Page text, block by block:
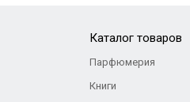
Каталог товаров
Парфюмерия
Книги